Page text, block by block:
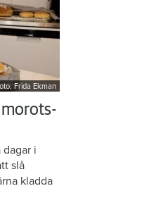
Frida Ekman
i
slå
kladda